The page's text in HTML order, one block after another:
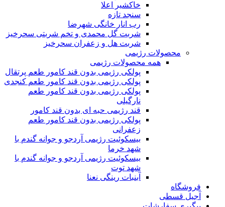
خاکشیر اعلا
سنجد تازه
رب انار خانگی شهرضا
شربت گل محمدی و تخم شربتی سحرخیز
شربت هل و زعفران سحرخیز
محصولات رژیمی
همه محصولات رژیمی
پولکی رژیمی بدون قند کامور طعم پرتقال
پولکی رژیمی بدون قند کامور طعم کنجدی
پولکی رژیمی بدون قند کامور طعم
نارگیلی
قند رژیمی حبه ای بدون قند کامور
پولکی رژیمی بدون قند کامور طعم
زعفرانی
بيسکوئيت رژیمی آردجو و جوانه گندم با
شهد خرما
بيسکوئيت رژیمی آردجو و جوانه گندم با
شهد توت
آبنبات رینگی نعنا
فروشگاه
آجیل قسطی